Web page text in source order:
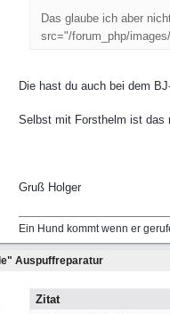
Das glaube ich aber
src="/forum_php/
Die hast du auch bei dem
Selbst mit Forsthelm ist das
Gruß Holger
Ein Hund kommt wenn er
Auspuffreparatur
Zitat